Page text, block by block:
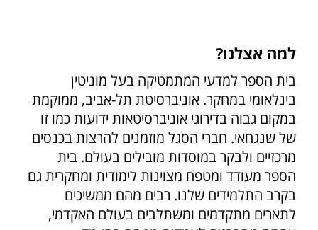
למה אצלנו?
בית הספר למדעי המתמטיקה בעל מוניטין
בינלאומי במחקר. אוניברסיטת תל-אביב, ממוקמת
במקום גבוה בדירוגי אוניברסיטאות ידועות כמו זו
של שנגחאי. חברי הסגל מוזמנים להרצות בכנסים
מרכזיים ולבקר במוסדות מובילים בעולם. בית
הספר מעודד ומטפח מצוינות לימודית ומחקרית גם
בקרב התלמידים שלנו. רבים מהם ממשיכים
לתארים מתקדמים ומשתלבים בעולם האקדמי,